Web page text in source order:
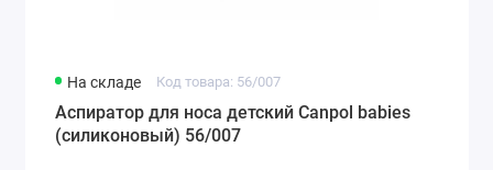
На складе Код товара: 56/007
Аспиратор для носа детский Canpol babies
(силиконовый) 56/007